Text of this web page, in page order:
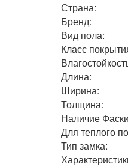
Страна:
Бренд:
Вид пола:
Класс
Длина:
Ширина:
Толщина:
Наличие
Для теплого
Тип замка: